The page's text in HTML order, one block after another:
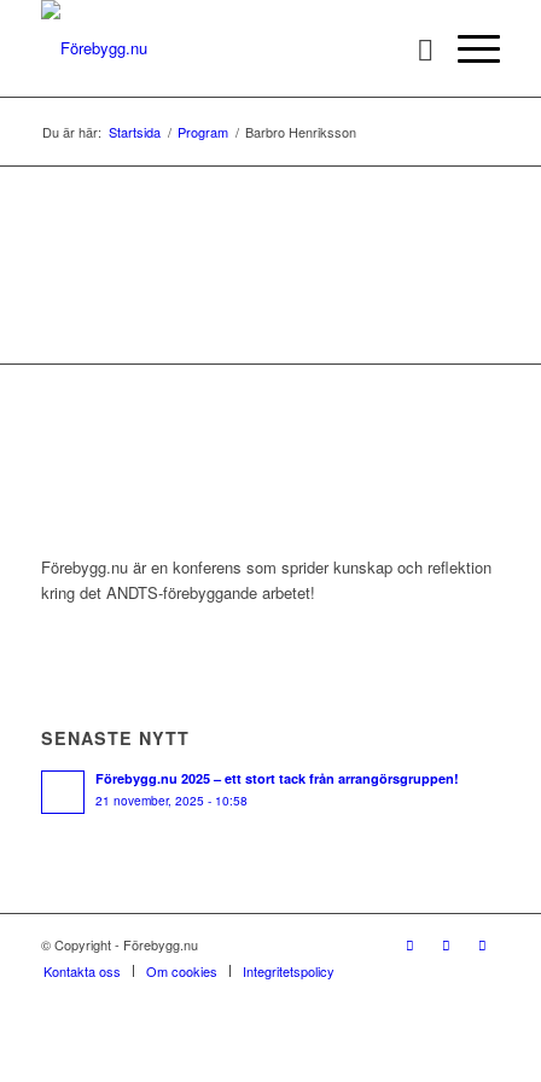
Du är här: Startsida / Program / Barbro Henriksson
Förebygg.nu är en konferens som sprider kunskap och reflektion
kring det ANDTS-förebyggande arbetet!
SENASTE NYTT
Förebygg.nu 2025 – ett stort tack från arrangörsgruppen!
21 november, 2025 - 10:58
© Copyright - Förebygg.nu
Kontakta oss
Om cookies Integritetspolicy